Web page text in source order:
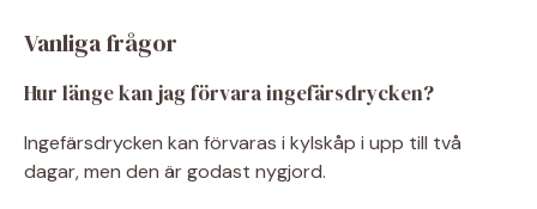
Vanliga frågor
Hur länge kan jag förvara ingefärsdrycken?
Ingefärsdrycken kan förvaras i kylskåp i upp till två
dagar, men den är godast nygjord.